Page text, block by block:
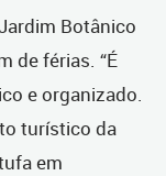
Botânico
de férias. “É
e organizado.
turístico da
em